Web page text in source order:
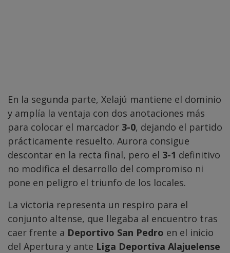
En la segunda parte, Xelajú mantiene el dominio
y amplía la ventaja con dos anotaciones más
para colocar el marcador 3-0, dejando el partido
prácticamente resuelto. Aurora consigue
descontar en la recta final, pero el 3-1 definitivo
no modifica el desarrollo del compromiso ni
pone en peligro el triunfo de los locales.
La victoria representa un respiro para el
conjunto altense, que llegaba al encuentro tras
caer frente a Deportivo San Pedro en el inicio
del Apertura y ante Liga Deportiva Alajuelense